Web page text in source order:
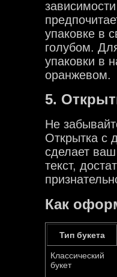
упаковке в
голубом.
упаковки в
оранжевом.
5.
Не
Открытка с
сделает
текст,
Как
Тип букета
Классический
букет